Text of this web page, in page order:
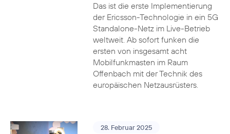
Das ist die erste Implementierung
der Ericsson-Technologie in ein 5G
Standalone-Netz im Live-Betrieb
weltweit. Ab sofort funken die
ersten von insgesamt acht
Mobilfunkmasten im Raum
Offenbach mit der Technik des
europäischen Netzausrüsters.
28. Februar 2025